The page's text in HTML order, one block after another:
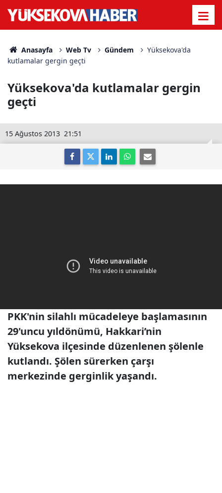
Anasayfa Web Tv Gündem
Yüksekova'da
kutlamalar gergin geçti
Yüksekova'da kutlamalar gergin
geçti
21:51
15 Ağustos 2013
PKK'nin silahlı mücadeleye başlamasının
29'uncu yıldönümü, Hakkari’nin
Yüksekova ilçesinde düzenlenen şölenle
kutlandı. Şölen sürerken çarşı
merkezinde gerginlik yaşandı.